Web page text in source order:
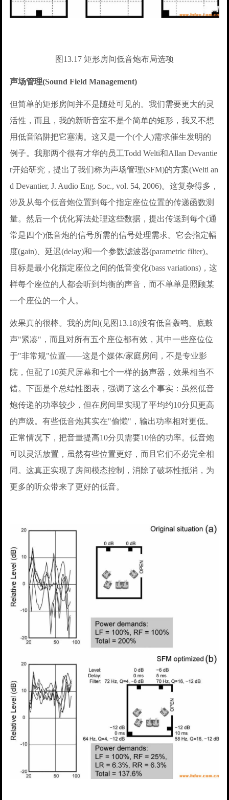
图13.17 矩形房间低音炮布局选项
声场管理(Sound Field Management)
但简单的矩形房间并不是随处可见的。我们需要更大的灵
活性，而且，我的新听音室不是个简单的矩形，我又不想
用低音陷阱把它塞满。这又是一个(个人)需求催生发明的
例子。我那两个很有才华的员工Todd Welti和Allan Devantie
r开始研究，提出了我们称为声场管理(SFM)的方案(Welti an
d Devantier, J. Audio Eng. Soc., vol. 54, 2006)。这复杂得多，
涉及从每个低音炮位置到每个指定座位位置的传递函数测
量。然后一个优化算法处理这些数据，提出传送到每个(通
常是四个)低音炮的信号所需的信号处理需求。它会指定幅
度(gain)、延迟(delay)和一个参数滤波器(parametric filter)。
目标是最小化指定座位之间的低音变化(bass variations)，这
样每个座位的人都会听到均衡的声音，而不单单是照顾某
一个座位的一个人。
效果真的很棒。我的房间(见图13.18)没有低音轰鸣。底鼓
声"紧凑"，而且对所有五个座位都有效，其中一些座位位
于"非常规"位置——这是个媒体/家庭房间，不是专业影
院，但配了10英尺屏幕和七个一样的扬声器，效果相当不
错。下面是个总结性图表，强调了这么个事实：虽然低音
炮传递的功率较少，但在房间里实现了平均约10分贝更高
的声级。有些低音炮其实在"偷懒"，输出功率相对更低。
正常情况下，把音量提高10分贝需要10倍的功率。低音炮
可以灵活放置，虽然有些位置更好，而且它们不必完全相
同。这真正实现了房间模态控制，消除了破坏性抵消，为
更多的听众带来了更好的低音。